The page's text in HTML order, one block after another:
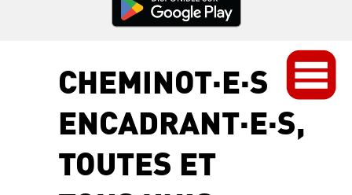
CHEMINOT·E·S
ENCADRANT·E·S,
TOUTES ET